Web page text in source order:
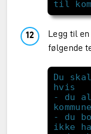
Legg til
følgende
Du
- du
- du